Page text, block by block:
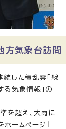
気象台訪問
した積乱雲「線
る気象情報」の
を超え、大雨に
ホームページ上